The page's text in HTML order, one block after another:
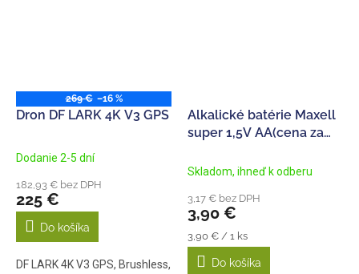
269 € –16 %
Dron DF LARK 4K V3 GPS
Priemerné
produktu
je
5,0
hviezdičiek.
Dodanie 2-5 dní
182,93 € bez DPH
225 €
Do košíka
DF LARK 4K V3 GPS, Brushless,
Alkalické batérie Maxell
super 1,5V AA(cena za
Skladom, ihneď k odberu
3,17 € bez DPH
3,90 €
Jednotková
cena:
3,90 € / 1 ks
Do košíka